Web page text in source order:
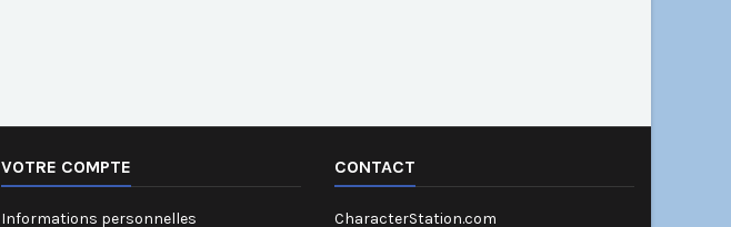
VOTRE COMPTE
Informations personnelles
CONTACT
CharacterStation.com